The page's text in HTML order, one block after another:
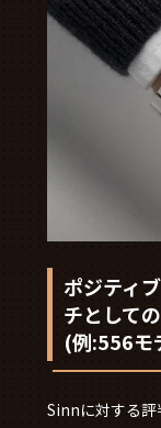
ポジティ
チとして
(例:556モ
Sinnに対する評